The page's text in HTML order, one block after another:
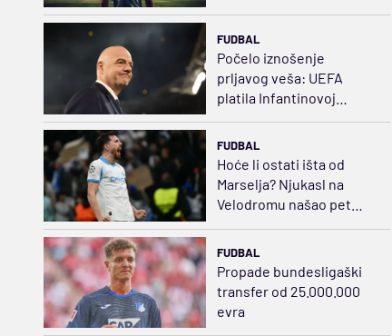
FUDBAL
Počelo iznošenje
prljavog veša: UEFA
platila Infantinovoj
FUDBAL
Hoće li ostati išta od
Marselja? Njukasl na
Velodromu našao pet
FUDBAL
Propade bundesligaški
transfer od 25.000.000
evra